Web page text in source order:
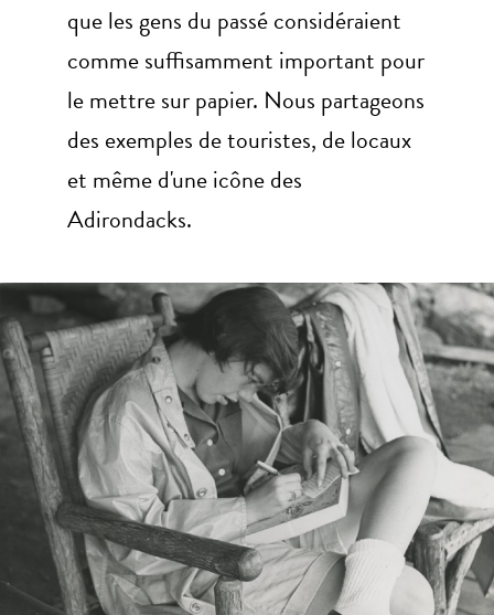
que les gens du passé considéraient
comme suffisamment important pour
le mettre sur papier. Nous partageons
des exemples de touristes, de locaux
et même d'une icône des
Adirondacks.